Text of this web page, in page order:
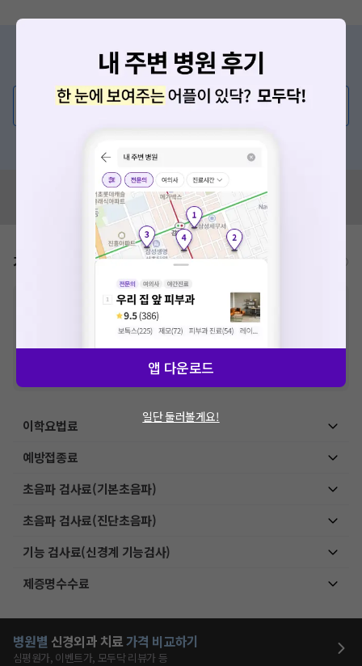
증상/치료, 궁금한 점이 있나요?
의사가 직접 답해드려요!
💬 무엇이든 물어보세요
혹시 잘못된 병원정보가 있나요?
모두닥 팀에 알려주세요!
가격표 비급여/급여 진료란?
비급여 항목의 경우,추가비용 등으로 실제 가격과 상이할 수 있으니, 정확
한 가격은 해당 의료기관에 직접 문의해주세요.
건강보험심사평가원에 고지되어 있는 급여 진료 기준 가
격입니다. (진료와 연관된 복합적인 비용이 추가되어, 병원마다 금액이 다르게
산정될 수 있는 점 참고 바랍니다.)
VAT 포함
이학요법료
예방접종료
초음파 검사료(기본초음파)
초음파 검사료(진단초음파)
기능 검사료(신경계 기능검사)
제증명수수료
병원별 신경외과 치료가격 비교하기
심평원가, 이벤트가, 모두닥 리뷰가 등
앱 다운로드
일단 둘러볼게요!